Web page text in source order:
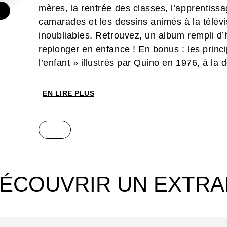
mères, la rentrée des classes,
camarades et les dessins animés à la
inoubliables. Retrouvez, un album rempli
replonger en enfance ! En bonus : les
l’enfant » illustrés par Quino en 1976, à la
EN LIRE PLUS
UN